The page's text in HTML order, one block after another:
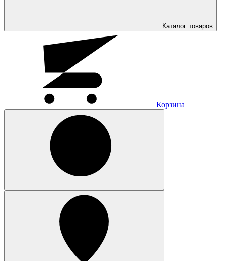
Каталог товаров
Корзина